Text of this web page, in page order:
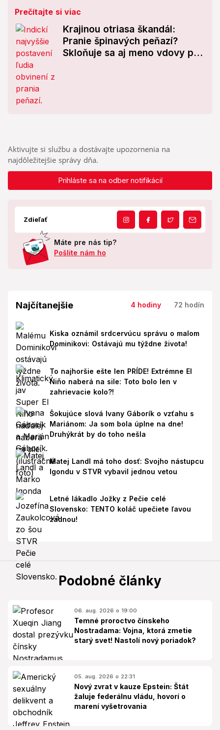
Prečítajte si viac
Krajinou otriasa škandál:
Pranie špinavých peňazí?
Skloňuje sa aj meno vdovy po
Aktivujte si službu a dostávajte upozornenia na
najdôležitejšie správy dňa.
Prihláste sa na odber notifikácií
Zdieľať
Máte pre nás tip?
Pošlite nám ho
Najčítanejšie 4 hodiny 72 hodín
Kiska oznámil srdcervúcu správu o malom
Dominikovi: Ostávajú mu týždne života!
To najhoršie ešte len PRÍDE! Extrémne El
Niño naberá na sile: Toto bolo len v
zahrievacie kolo?!
Šokujúce slová Ivany Gáborík o vzťahu s
Mariánom: Ja som bola úplne na dne!
Druhýkrát by do toho nešla
Matej Landl má toho dosť: Svojho nástupcu
Igondu v STVR vybavil jednou vetou
Letné lákadlo Jožky z Pečie celé
Slovensko: TENTO koláč upečiete ľavou
zadnou!
Podobné články
06. aug. 2026 o 19:00
Temné proroctvo čínskeho
Nostradama: Vojna, ktorá zmetie
starý svet! Nastolí nový poriadok?
05. aug. 2026 o 22:31
Nový zvrat v kauze Epstein: Štát
žaluje federálnu vládu, hovorí o
marení vyšetrovania